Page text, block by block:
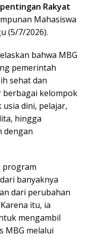
Rakyat
Mahasiswa
(5/7/2026).
bahwa MBG
pemerintah
sehat dan
berbagai kelompok
dini, pelajar,
hingga
dengan
program
banyaknya
dari perubahan
itu, ia
mengambil
MBG melalui